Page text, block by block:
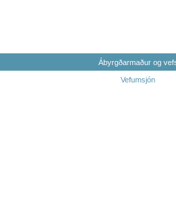
Ábyrgðarmaður og
Vefumsjón